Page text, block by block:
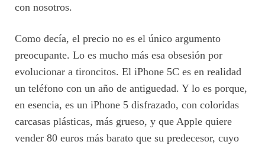
con nosotros.
Como decía, el precio no es el único argumento
preocupante. Lo es mucho más esa obsesión por
evolucionar a tironcitos. El iPhone 5C es en realidad
un teléfono con un año de antiguedad. Y lo es porque,
en esencia, es un iPhone 5 disfrazado, con coloridas
carcasas plásticas, más grueso, y que Apple quiere
vender 80 euros más barato que su predecesor, cuyo